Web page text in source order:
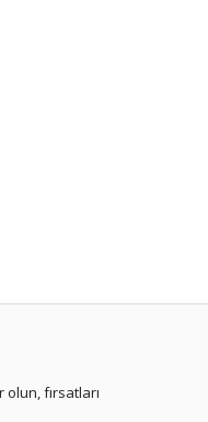
fırsatları